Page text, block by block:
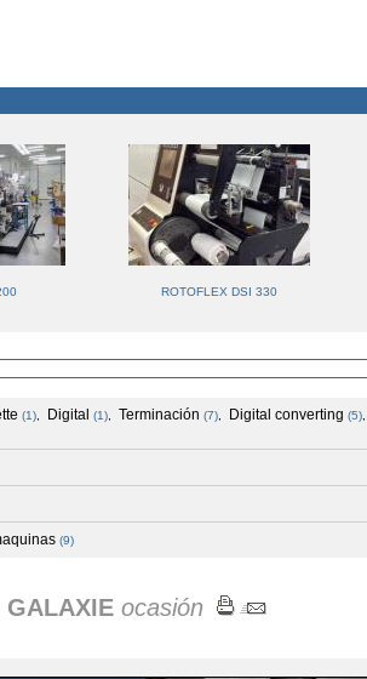
ROTOFLEX DSI 330
(1), Digital (1), Terminación (7), Digital converting (5),
(9)
GALAXIE ocasión